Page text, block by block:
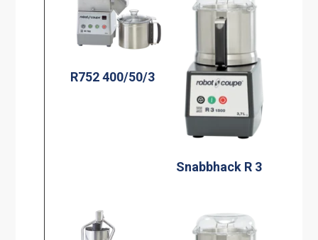
R752 400/50/3
Snabbhack R 3